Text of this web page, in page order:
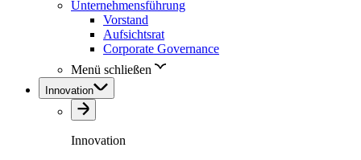
Unternehmensführung
Vorstand
Aufsichtsrat
Corporate Governance
Menü schließen
Innovation
Innovation